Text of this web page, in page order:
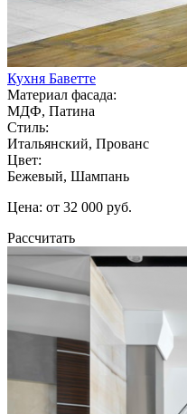
Кухня Баветте
Материал фасада:
МДФ, Патина
Стиль:
Итальянский, Прованс
Цвет:
Бежевый, Шампань
Цена: от 32 000 руб.
Рассчитать